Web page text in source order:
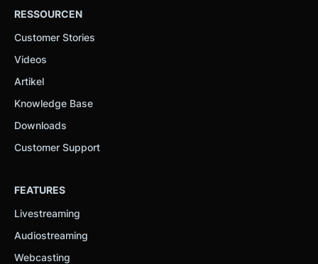
RESSOURCEN
Customer Stories
Videos
Artikel
Knowledge Base
Downloads
Customer Support
FEATURES
Livestreaming
Audiostreaming
Webcasting